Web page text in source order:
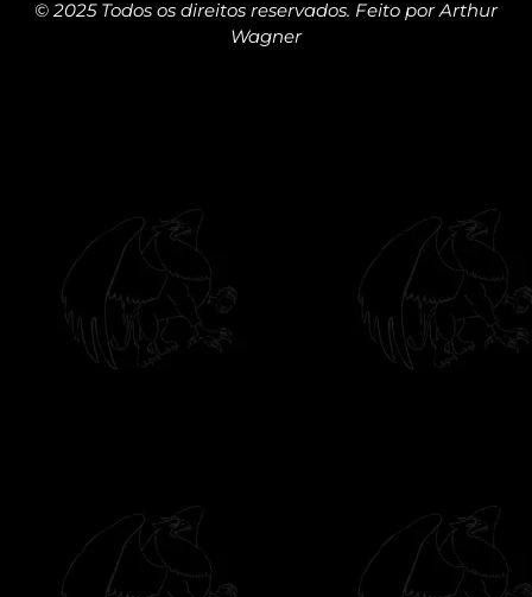
© 2025 Todos os direitos reservados. Feito por Arthur
Wagner